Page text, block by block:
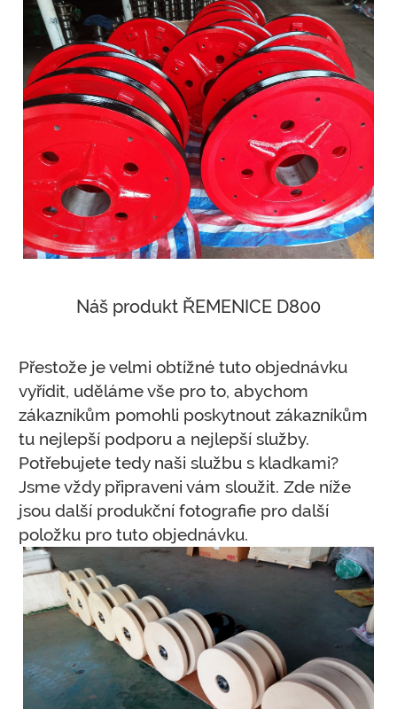
Náš produkt ŘEMENICE D800
Přestože je velmi obtížné tuto objednávku
vyřídit, uděláme vše pro to, abychom
zákazníkům pomohli poskytnout zákazníkům
tu nejlepší podporu a nejlepší služby.
Potřebujete tedy naši službu s kladkami?
Jsme vždy připraveni vám sloužit. Zde níže
jsou další produkční fotografie pro další
položku pro tuto objednávku.